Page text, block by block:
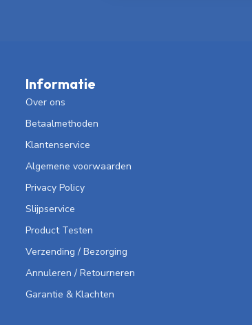
Informatie
Over ons
Betaalmethoden
Klantenservice
Algemene voorwaarden
Privacy Policy
Slijpservice
Product Testen
Verzending / Bezorging
Annuleren / Retourneren
Garantie & Klachten